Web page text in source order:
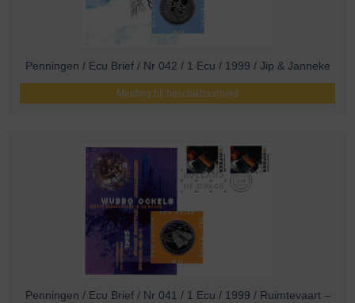
Penningen / Ecu Brief / Nr 042 / 1 Ecu / 1999 / Jip & Janneke
Melding bij beschikbaarheid
Penningen / Ecu Brief / Nr 041 / 1 Ecu / 1999 / Ruimtevaart –